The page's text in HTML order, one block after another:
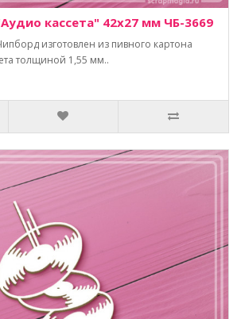
кассета" 42х27 мм ЧБ-3669
изготовлен из пивного картона
толщиной 1,55 мм..